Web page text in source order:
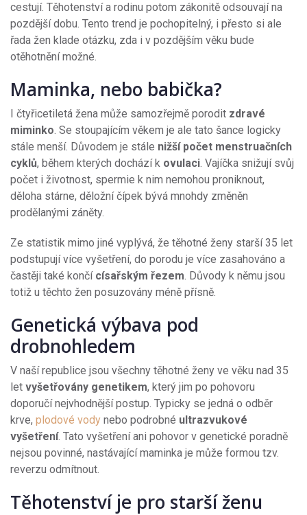
cestují. Těhotenství a rodinu potom zákonitě odsouvají na
pozdější dobu. Tento trend je pochopitelný, i přesto si ale
řada žen klade otázku, zda i v pozdějším věku bude
otěhotnění možné.
Maminka, nebo babička?
I čtyřicetiletá žena může samozřejmě porodit zdravé
miminko. Se stoupajícím věkem je ale tato šance logicky
stále menší. Důvodem je stále nižší počet menstruačních
cyklů, během kterých dochází k ovulaci. Vajíčka snižují svůj
počet i životnost, spermie k nim nemohou proniknout,
děloha stárne, děložní čípek bývá mnohdy změněn
prodělanými záněty.
Ze statistik mimo jiné vyplývá, že těhotné ženy starší 35 let
podstupují více vyšetření, do porodu je více zasahováno a
častěji také končí císařským řezem. Důvody k němu jsou
totiž u těchto žen posuzovány méně přísně.
Genetická výbava pod
drobnohledem
V naší republice jsou všechny těhotné ženy ve věku nad 35
let vyšetřovány genetikem, který jim po pohovoru
doporučí nejvhodnější postup. Typicky se jedná o odběr
krve, plodové vody nebo podrobné ultrazvukové
vyšetření. Tato vyšetření ani pohovor v genetické poradně
nejsou povinné, nastávající maminka je může formou tzv.
reverzu odmítnout.
Těhotenství je pro starší ženu